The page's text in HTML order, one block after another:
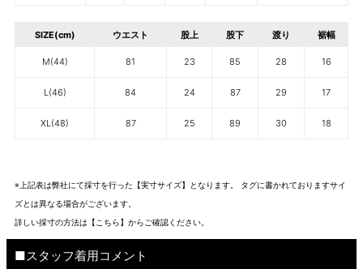
SIZE(cm) ウエスト 股上 股下 渡り 裾幅
M(44) 81 23 85 28 16
L(46) 84 24 87 29 17
XL(48) 87 25 89 30 18
※上記表は弊社にて採寸を行った【実寸サイズ】となります。 タグに書かれておりますサイ
ズとは異なる場合がございます。
詳しい採寸の方法は 【こちら】から ご確認ください。
■スタッフ着用コメント